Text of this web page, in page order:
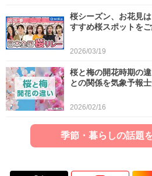
桜シーズン、お花見
すすめ桜スポットをご
2026/03/19
桜と梅の開花時期の
との関係を気象予報
2026/02/16
季節・暮らしの話題